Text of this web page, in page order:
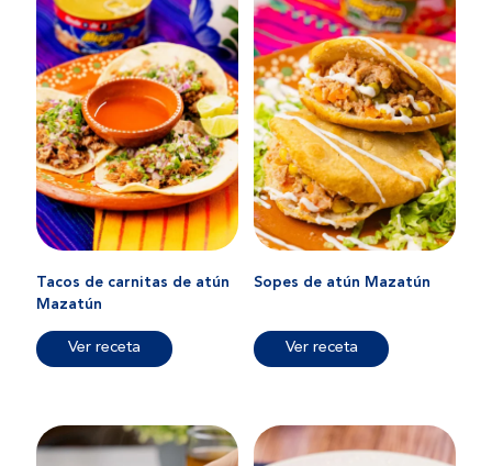
Tacos de carnitas de atún
Mazatún
Ver receta
Sopes de atún Mazatún
Ver receta